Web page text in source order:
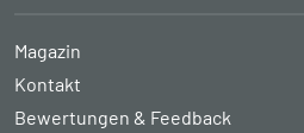
Magazin
Kontakt
Bewertungen & Feedback